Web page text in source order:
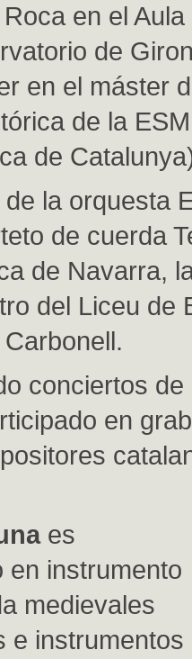
en el
de
en el máster
de la
de
la orquesta
de cuerda
de Navarra,
del Liceu de
conciertos
en
es
en instrumento
medievales
e instrumentos